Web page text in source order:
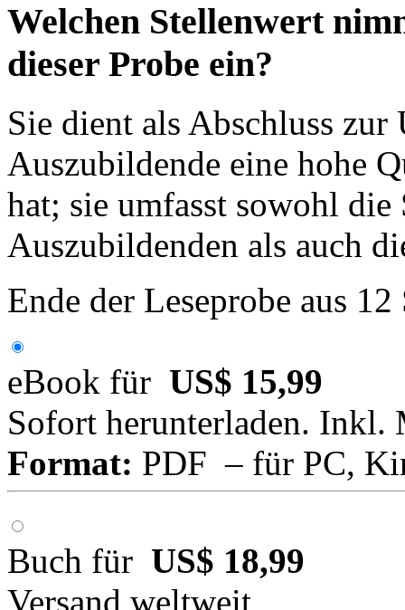
Welchen Stellenwert
dieser Probe ein?
Sie dient als Abschluss
Auszubildende eine hohe
hat; sie umfasst sowohl
Auszubildenden als auch
Ende der Leseprobe aus
eBook für US$ 15,99
Sofort herunterladen. Inkl.
Format: PDF – für PC,
Buch für US$ 18,99
Versand weltweit